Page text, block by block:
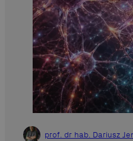
prof. dr hab. Dariusz